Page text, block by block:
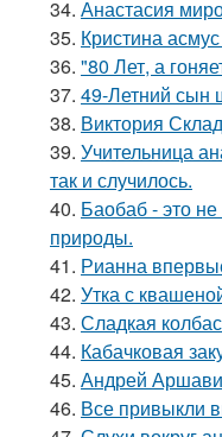
34. Анастасия
35. Кристина
36. "80 Лет, а
37. 49-Летний сын
38. Виктория
39. Учительница
так и случилось.
40. Баобаб - это
природы.
41. Рианна
42. Утка с
43. Сладкая
44. Кабачковая
45. Андрей
46. Все привыкли